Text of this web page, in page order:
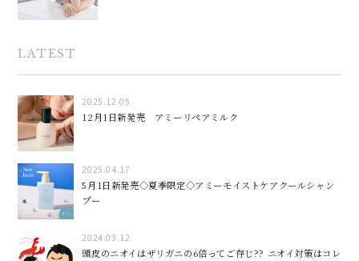
LATEST
2025.12.05
12月1日新発売 アミーリペアミルク
2025.04.17
5月1日新発売◇夏季限定◇アミーモイストケアクールシャン
プー
2024.03.12
頭皮のニオイはザリガニの6倍ってご存じ?? ニオイ対策はコレ